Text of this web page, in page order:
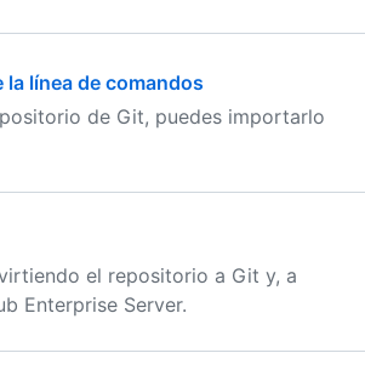
línea de comandos
de Git, puedes importarlo
el repositorio a Git y, a
Enterprise Server.